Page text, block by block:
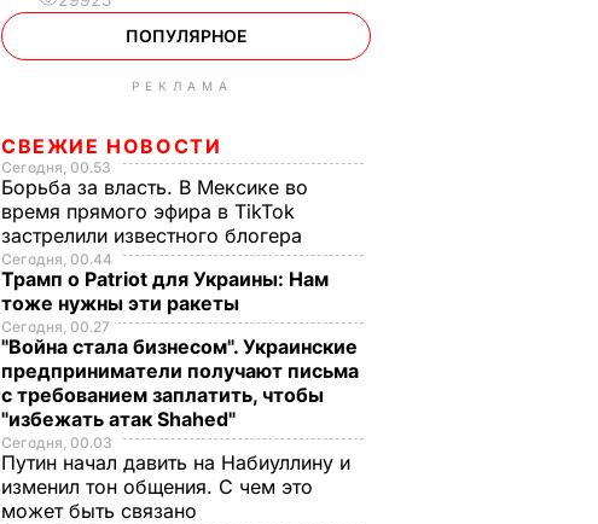
ПОПУЛЯРНОЕ
РЕКЛАМА
СВЕЖИЕ НОВОСТИ
Сегодня, 00.53
Борьба за власть. В Мексике во
время прямого эфира в TikTok
застрелили известного блогера
Сегодня, 00.44
Трамп о Patriot для Украины: Нам
тоже нужны эти ракеты
Сегодня, 00.27
"Война стала бизнесом". Украинские
предприниматели получают письма
с требованием заплатить, чтобы
"избежать атак Shahed"
Сегодня, 00.03
Путин начал давить на Набиуллину и
изменил тон общения. С чем это
может быть связано